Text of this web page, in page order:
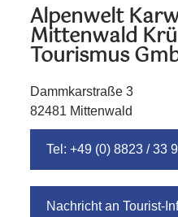
Alpenwelt
Mittenwald
Tourismus
Dammkarstraße 3
82481 Mittenwald
Tel: +49 (0) 8823 / 33
Nachricht an Tourist-